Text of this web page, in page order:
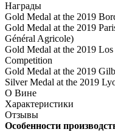
Награды
Gold Medal at the 2019
Gold Medal at the 2019
Général Agricole)
Gold Medal at the 2019
Competition
Gold Medal at the 2019
Silver Medal at the 2019
О Вине
Характеристики
Отзывы
Особенности